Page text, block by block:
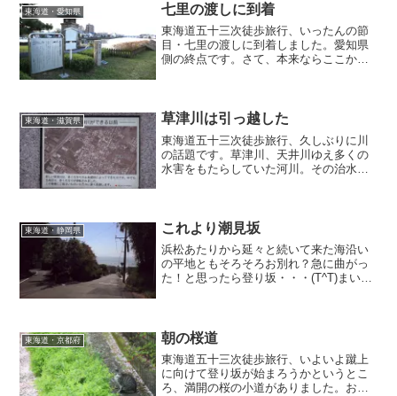
東海道・愛知県 七里の渡しに到着
東海道五十三次徒歩旅行、いったんの節
目・七里の渡しに到着しました。愛知県
側の終点です。さて、本来ならここから
東海道・滋賀県 草津川は引っ越した
東海道五十三次徒歩旅行、久しぶりに川
の話題です。草津川、天井川ゆえ多くの
水害をもたらしていた河川。その治水事
いるのですが、それ以外の姿ももっと見
たくなる川でした。
東海道・静岡県 これより潮見坂
浜松あたりから延々と続いて来た海沿い
の平地ともそろそろお別れ？急に曲がっ
た！と思ったら登り坂・・・(T^T)まいっ
を変えることは重要ですね。
東海道・京都府 朝の桜道
東海道五十三次徒歩旅行、いよいよ蹴上
に向けて登り坂が始まろうかというとこ
ろ、満開の桜の小道がありました。お花